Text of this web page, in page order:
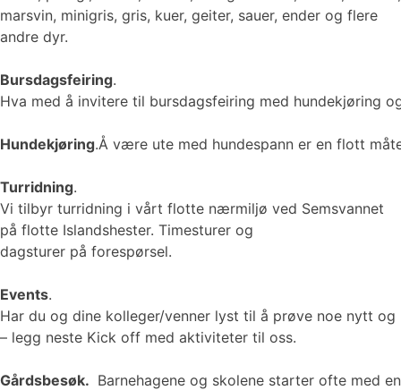
marsvin, minigris, gris, kuer, geiter, sauer, ender og flere
andre dyr.
Bursdagsfeiring.
Hva med å invitere til bursdagsfeiring med hundekjøring
Hundekjøring.Å være ute med hundespann er en flott
Turridning.
Vi tilbyr turridning i vårt flotte nærmiljø ved Semsvannet
på flotte Islandshester. Timesturer og
dagsturer på forespørsel.
Events.
Har du og dine kolleger/venner lyst til å prøve noe nytt og
– legg neste Kick off med aktiviteter til oss.
Gårdsbesøk. Barnehagene og skolene starter ofte med